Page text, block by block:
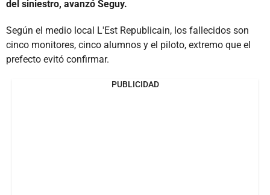
del siniestro, avanzó Seguy.
Según el medio local L'Est Republicain, los fallecidos son
cinco monitores, cinco alumnos y el piloto, extremo que el
prefecto evitó confirmar.
PUBLICIDAD